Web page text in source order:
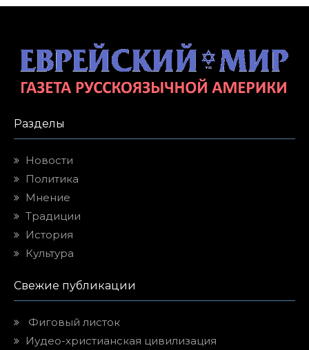
Разделы
Новости
Политика
Мнение
Традиции
История
Культура
Свежие публикации
Фиговый листок
Иудео-христианская цивилизация